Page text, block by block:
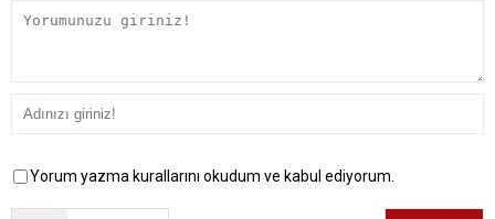
Yorum yazma kurallarını okudum ve kabul ediyorum.